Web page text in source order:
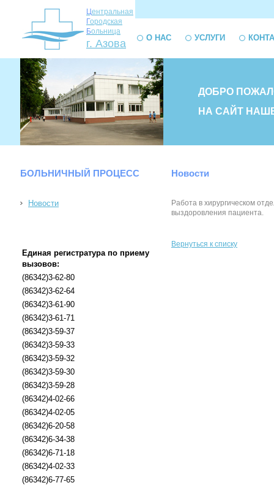
Центральная
Городская
Больница
г. Азова О НАС УСЛУГИ
ДОБРО
НА САЙТ
БОЛЬНИЧНЫЙ ПРОЦЕСС
Новости
Единая регистратура по приему
вызовов:
(86342)3-62-80
(86342)3-62-64
(86342)3-61-90
(86342)3-61-71
(86342)3-59-37
(86342)3-59-33
(86342)3-59-32
(86342)3-59-30
(86342)3-59-28
(86342)4-02-66
(86342)4-02-05
(86342)6-20-58
(86342)6-34-38
(86342)6-71-18
(86342)4-02-33
(86342)6-77-65
Новости
Работа в хирургическом
выздоровления пациента.
Вернуться к списку